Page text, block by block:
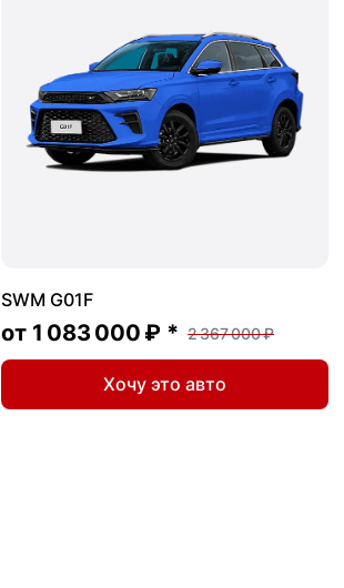
SWM G01F
от 1 083 000 ₽ * 2 367 000 ₽
Хочу это авто